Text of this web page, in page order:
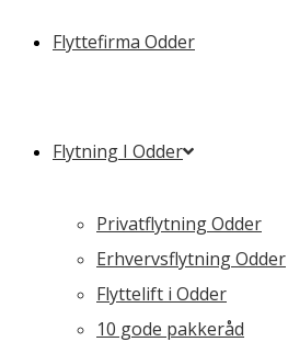
Flyttefirma Odder
Flytning I Odder
Privatflytning Odder
Erhvervsflytning Odder
Flyttelift i Odder
10 gode pakkeråd